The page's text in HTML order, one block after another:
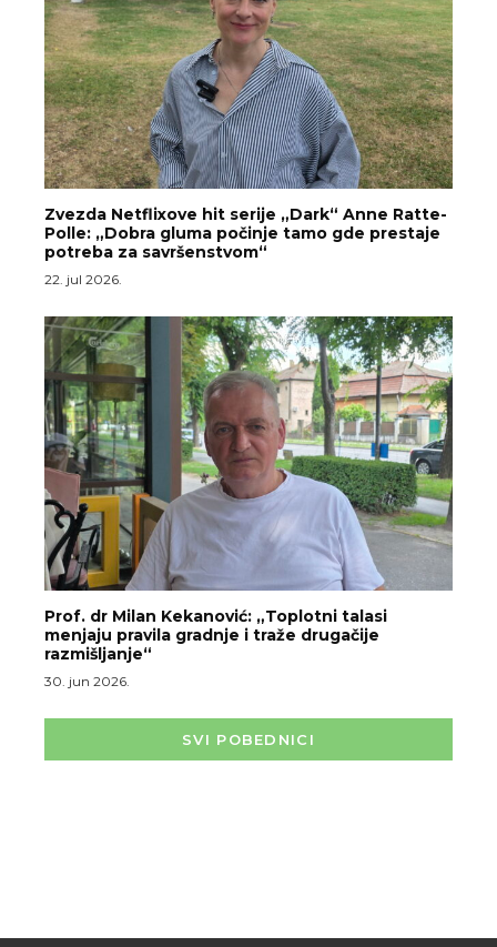
Zvezda Netflixove hit serije „Dark“ Anne Ratte-
Polle: „Dobra gluma počinje tamo gde prestaje
potreba za savršenstvom“
22. jul 2026.
Prof. dr Milan Kekanović: „Toplotni talasi
menjaju pravila gradnje i traže drugačije
razmišljanje“
30. jun 2026.
SVI POBEDNICI